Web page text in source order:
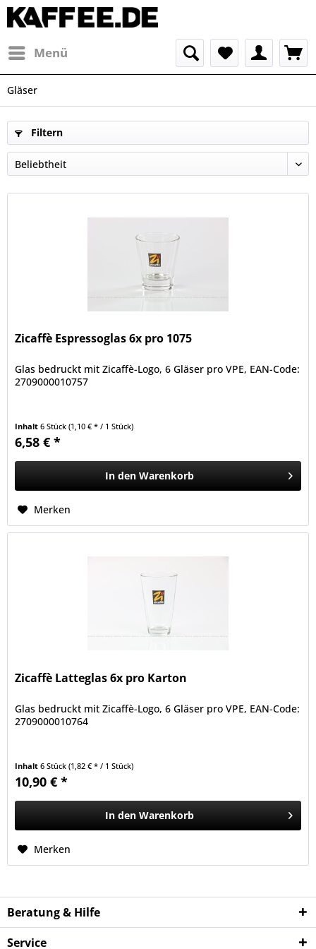
Menü
Gläser
Filtern
Zicaffè Espressoglas 6x pro 1075
Glas bedruckt mit Zicaffè-Logo, 6 Gläser pro VPE, EAN-Code:
2709000010757
Inhalt6 Stück(1,10 € * / 1 Stück)
6,58 € *
In den Warenkorb
Merken
Zicaffè Latteglas 6x pro Karton
Glas bedruckt mit Zicaffè-Logo, 6 Gläser pro VPE, EAN-Code:
2709000010764
Inhalt6 Stück(1,82 € * / 1 Stück)
10,90 € *
In den Warenkorb
Merken
Beratung & Hilfe
Service